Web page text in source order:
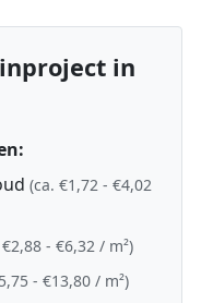
in
(ca. €1,72 - €4,02
- €6,32 / m²)
- €13,80 / m²)